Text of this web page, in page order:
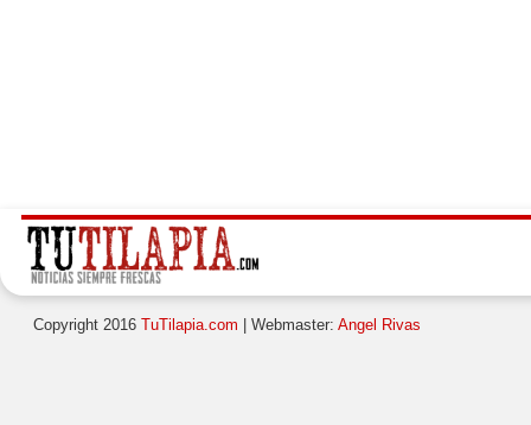
Copyright 2016 TuTilapia.com | Webmaster: Angel Rivas